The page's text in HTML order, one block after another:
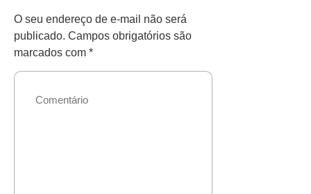
O seu endereço de e-mail não será
publicado. Campos obrigatórios são
marcados com *